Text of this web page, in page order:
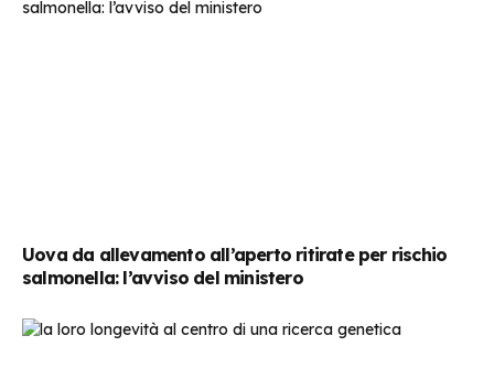
Uova da allevamento all’aperto ritirate per rischio
salmonella: l’avviso del ministero